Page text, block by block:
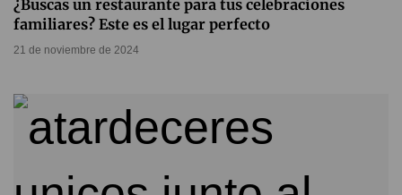
¿Buscas un restaurante para tus celebraciones
familiares? Este es el lugar perfecto
21 de noviembre de 2024